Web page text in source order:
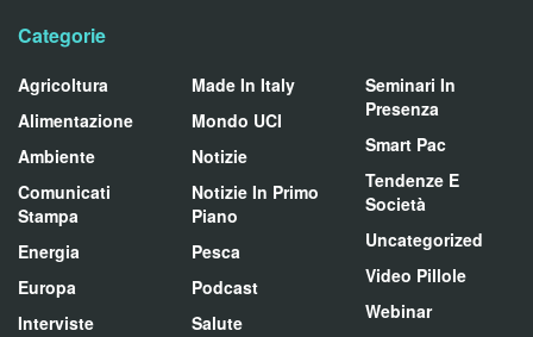
Categorie
Agricoltura
Alimentazione
Ambiente
Comunicati
Stampa
Energia
Europa
Interviste
Made In Italy
Mondo UCI
Notizie
Notizie In Primo
Piano
Pesca
Podcast
Salute
Seminari In
Presenza
Smart Pac
Tendenze E
Società
Uncategorized
Video Pillole
Webinar